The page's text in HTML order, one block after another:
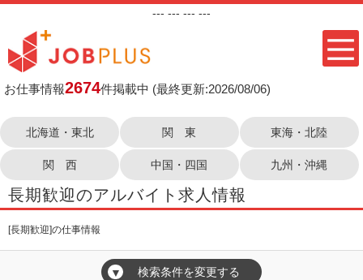
--- --- --- ---
お仕事情報2674件掲載中 (最終更新:2026/08/06)
北海道・東北 関 東 東海・北陸
関 西 中国・四国 九州・沖縄
長期歓迎のアルバイト求人情報
[長期歓迎]の仕事情報
▼ 検索条件を変更する